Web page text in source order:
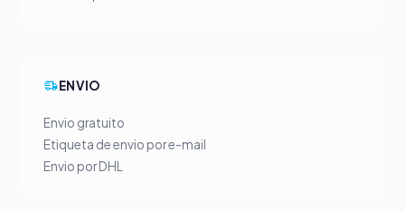
ENVIO
Envio gratuito
Etiqueta de envio por e-mail
Envio por DHL